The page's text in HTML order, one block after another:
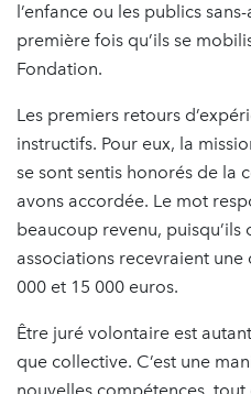
l’enfance ou les publics
première fois qu’ils se
Fondation.
Les premiers retours
instructifs. Pour eux, la
se sont sentis honorés de la
avons accordée. Le mot
beaucoup revenu,
associations recevraient
000 et 15 000 euros.
Être juré volontaire est
que collective. C’est une